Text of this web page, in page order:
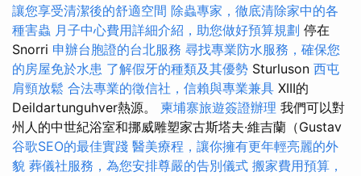
讓您享受清潔後的舒適空間 除蟲專家，徹底清除家中的各
種害蟲 月子中心費用詳細介紹，助您做好預算規劃 停在
Snorri 申辦台胞證的台北服務 尋找專業防水服務，確保您
的房屋免於水患 了解假牙的種類及其優勢 Sturluson 西屯
肩頸放鬆 合法專業的徵信社，信賴與專業兼具 XIII的
Deildartunguhver熱源。 柬埔寨旅遊簽證辦理 我們可以對
州人的中世紀浴室和挪威雕塑家古斯塔夫·維吉蘭（Gustav
谷歌SEO的最佳實踐 醫美療程，讓你擁有更年輕亮麗的外
貌 葬儀社服務，為您安排尊嚴的告別儀式 搬家費用預算，